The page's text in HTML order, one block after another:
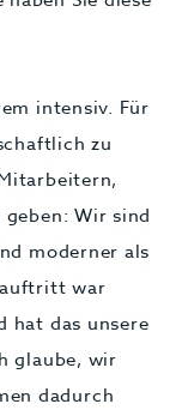
intensiv. Für
zu
Wir sind
moderner als
war
hat das unsere
glaube, wir
dadurch